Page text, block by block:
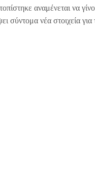
αναμένεται να
σύντομα νέα στοιχεία